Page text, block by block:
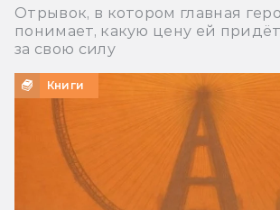
Отрывок, в котором главная
понимает, какую цену ей
за свою силу
Книги